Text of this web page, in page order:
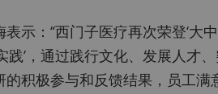
示：“西门子医疗再次荣登‘大
践’，通过践行文化、发展人才
积极参与和反馈结果，员工